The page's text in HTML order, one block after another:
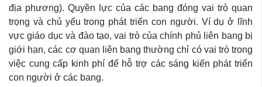
địa phương). Quyền lực của các bang đóng vai trò quan
trọng và chủ yếu trong phát triển con người. Ví dụ ở lĩnh
vực giáo dục và đào tạo, vai trò của chính phủ liên bang bị
giới hạn, các cơ quan liên bang thường chỉ có vai trò trong
việc cung cấp kinh phí để hỗ trợ các sáng kiến phát triển
con người ở các bang.